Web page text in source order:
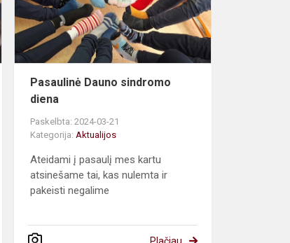
Pasaulinė
vandens
diena
Pasaulinė Dauno sindromo
diena
Paskelbta: 2024-03-21
Kategorija:Aktualijos
Ateidami į pasaulį mes kartu
atsinešame tai, kas nulemta ir
pakeisti negalime